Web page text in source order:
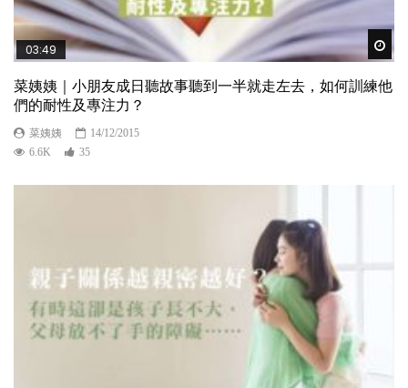
03:49
菜姨姨｜小朋友成日聽故事聽到一半就走左去，如何訓練他
們的耐性及專注力？
菜姨姨
14/12/2015
6.6K
35